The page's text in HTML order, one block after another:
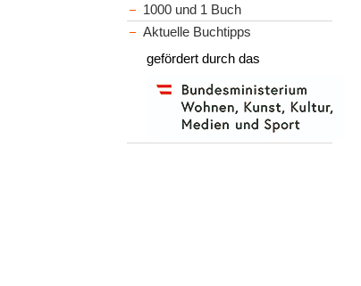
1000 und 1 Buch
Aktuelle Buchtipps
gefördert durch das